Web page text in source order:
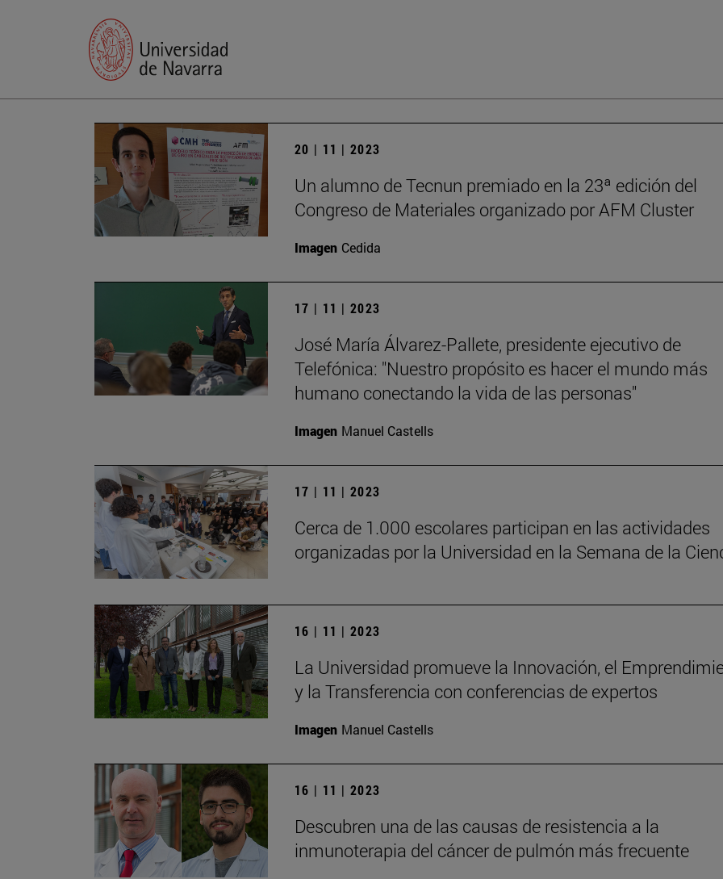
20 | 11 | 2023
Un alumno de Tecnun premiado en la 23ª edición del
Congreso de Materiales organizado por AFM Cluster
Imagen Cedida
17 | 11 | 2023
José María Álvarez-Pallete, presidente ejecutivo de
Telefónica: "Nuestro propósito es hacer el mundo más
humano conectando la vida de las personas"
Imagen Manuel Castells
17 | 11 | 2023
Cerca de 1.000 escolares participan en las actividades
organizadas por la Universidad en la Semana de la
16 | 11 | 2023
La Universidad promueve la Innovación, el
y la Transferencia con conferencias de expertos
Imagen Manuel Castells
16 | 11 | 2023
Descubren una de las causas de resistencia a la
inmunoterapia del cáncer de pulmón más frecuente